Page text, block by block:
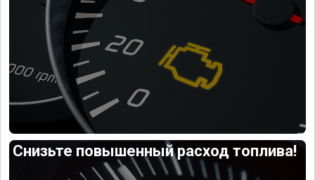
Снизьте повышенный расход топлива!